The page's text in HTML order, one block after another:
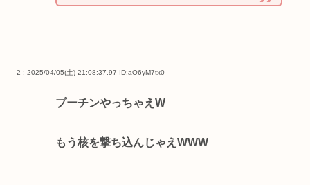
2 : 2025/04/05(土) 21:08:37.97 ID:aO6yM7tx0
プーチンやっちゃえW
もう核を撃ち込んじゃえWWW